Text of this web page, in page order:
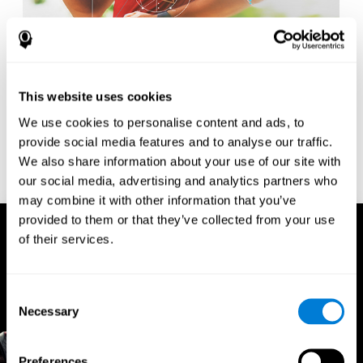
This website uses cookies
We use cookies to personalise content and ads, to
provide social media features and to analyse our traffic.
We also share information about your use of our site with
our social media, advertising and analytics partners who
may combine it with other information that you’ve
provided to them or that they’ve collected from your use
of their services.
Selection
Necessary
Die Tools von CogniFit werden auf der Grundlage
sicher, dass die Beurteilungen und Trainingsprogramme auf
wissenschaftlichen Erkenntnissen über das Gehirn und die